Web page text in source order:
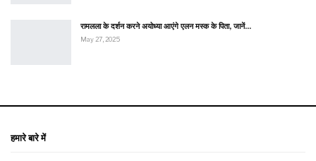
रामलला के दर्शन करने अयोध्या आएंगे एलन मस्क के पिता, जानें…
May 27, 2025
हमारे बारे में